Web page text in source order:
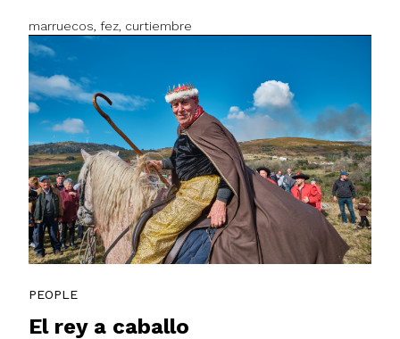
marruecos, fez, curtiembre
PEOPLE
El rey a caballo